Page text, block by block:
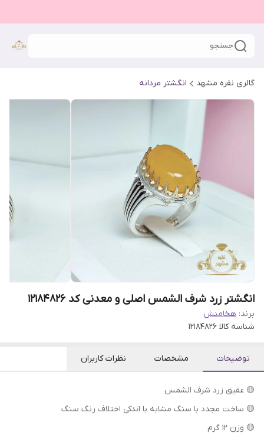
جستجو
گالری نقره مشهد انگشتر مردانه
انگشتر زرد شرف الشمس اصلی و معدنی کد 12184826
برند: هخامنش
شناسه کالا 12184826
توضیحات مشخصات نظرات کاربران
🟡 عقیق زرد شرف الشمس
🟡 ساخت مجدد با سنگ مشابه با اندکی اختلاف رنگ سنگ
🟡 وزن ۱۲ گرم